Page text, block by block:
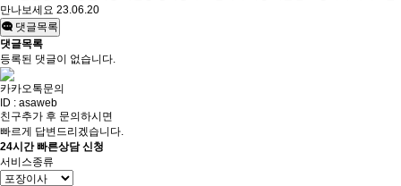
만나보세요 23.06.20
댓글목록
댓글목록
등록된 댓글이 없습니다.
카카오톡문의
ID : asaweb
친구추가 후 문의하시면
빠르게 답변드리겠습니다.
24시간 빠른상담 신청
서비스종류